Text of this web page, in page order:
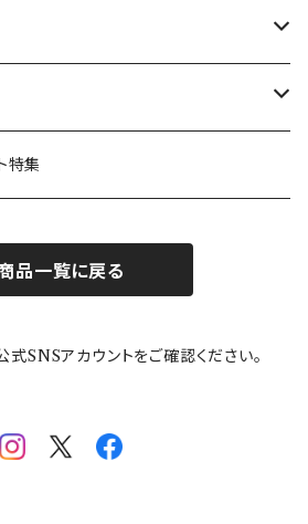
ン)
アシュレイ)
)
リ)
トルズ)
特集
品一覧に戻る
SNSアカウントをご確認ください。